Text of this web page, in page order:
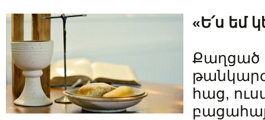
«Ե՛ս եմ
Քաղցած
հաց,